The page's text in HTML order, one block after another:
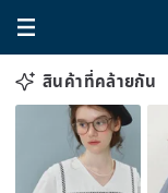
สินค้าที่คล้ายกัน